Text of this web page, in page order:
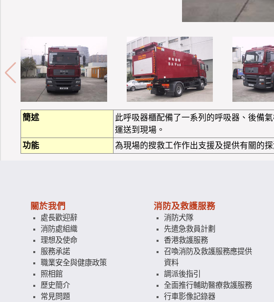
簡述
此呼吸器櫃配備了一系列的呼吸器、後備
運送到現場。
功能
為現場的搜救工作作出支援及提供有關的探
關於我們
處長歡迎辭
消防處組織
理想及使命
服務承諾
職業安全與健康政策
照相館
歷史簡介
常見問題
消防及救護服務
消防犬隊
先遣急救員計劃
香港救護服務
召喚消防及救護服務應提供
資料
調派後指引
全面推行輔助醫療救護服務
行車影像記錄器